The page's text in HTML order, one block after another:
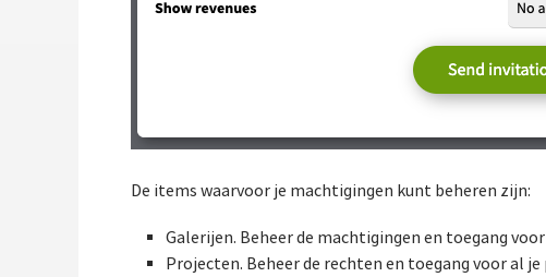
De items waarvoor je machtigingen kunt beheren zijn:
Galerijen. Beheer de machtigingen en toegang
Pro­jec­ten. Beheer de rechten en toegang voor al